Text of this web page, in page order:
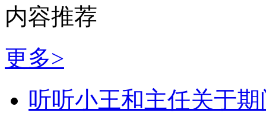
内容推荐
更多>
听听小王和主任关于